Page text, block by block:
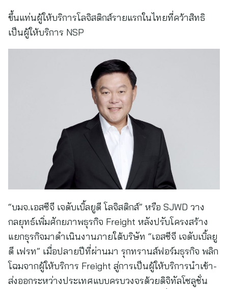
ขึ้นแท่นผู้ให้บริการโลจิสติกส์รายแรกในไทยที่คว้าสิทธิ
เป็นผู้ให้บริการ NSP
“บมจ.เอสซีจี เจดับเบิ้ลยูดี โลจิสติกส์” หรือ SJWD วาง
กลยุทธ์เพิ่มศักยภาพธุรกิจ Freight หลังปรับโครงสร้าง
แยกธุรกิจมาดำเนินงานภายใต้บริษัท “เอสซีจี เจดับเบิ้ลยู
ดี เฟรท” เมื่อปลายปีที่ผ่านมา รุกทรานส์ฟอร์มธุรกิจ พลิก
โฉมจากผู้ให้บริการ Freight สู่การเป็นผู้ให้บริการนำเข้า-
ส่งออกระหว่างประเทศแบบครบวงจรด้วยดิจิทัลโซลูชั่น